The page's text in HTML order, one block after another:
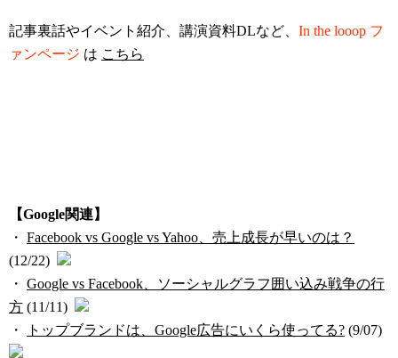
記事裏話やイベント紹介、講演資料DLなど、 In the looop フ
ァンページ は こちら
【Google関連】
・ Facebook vs Google vs Yahoo、売上成長が早いのは？
(12/22)
・ Google vs Facebook、ソーシャルグラフ囲い込み戦争の行
方 (11/11)
・
トップブランドは、Google広告にいくら使ってる? (9/07)